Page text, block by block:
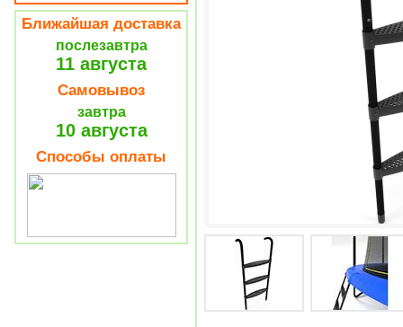
Ближайшая доставка
послезавтра
11 августа
Самовывоз
завтра
10 августа
Способы оплаты